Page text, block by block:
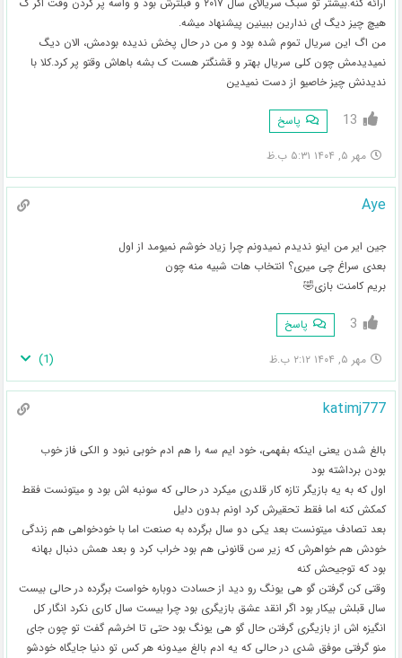
هیچ چیز دیگ ای ندارین ببینین پیشنهاد میشه.
من اگ این سریال تموم شده بود و من در حال پخش ندیده بودمش، الان دیگ
نمیدیدمش چون کلی سریال بهتر و قشنگتر هست ک بشه باهاش وقتو پر کرد.کلا با
ندیدنش چیز خاصیو از دست نمیدین
13 پاسخ
مهر ۵, ۱۴۰۴ ۵:۳۱ ب.ظ
Aye
جین ایر من اینو ندیدم نمیدونم چرا زیاد خوشم نمیومد از اول
بعدی سراغ چی میری؟ انتخاب هات شبیه منه چون
بریم کامنت بازی🤣
3 پاسخ
مهر ۵, ۱۴۰۴ ۲:۱۲ ب.ظ (
1
)
katimj777
بالغ شدن یعنی اینکه بفهمی، خود ایم سه را هم ادم خوبی نبود و الکی فاز خوب
بودن برداشته بود
اول که به یه بازیگر تازه کار قلدری میکرد در حالی که سونبه اش بود و میتونست فقط
کمکش کنه اما فقط تحقیرش کرد اونم بدون دلیل
بعد تصادف میتونست بعد یکی دو سال برگرده به صنعت اما با خودخواهی هم زندگی
خودش هم خواهرش که زیر سن قانونی هم بود خراب کرد و بعد همش دنبال بهانه
بود که توجیحش کنه
وقتی کن گرفتن گو هی یونگ رو دید از حسادت دوباره خواست برگرده در حالی بیست
سال قبلش بیکار بود اگر انقد عشق بازیگری بود چرا بیست سال کاری نکرد انگار کل
انگیزه اش از بازیگری گرفتن حال گو هی یونگ بود حتی تا اخرشم گفت تو چون جای
منو گرفتی موفق شدی در حالی که یه ادم بالغ میدونه هر کس تو دنیا جایگاه خودشو